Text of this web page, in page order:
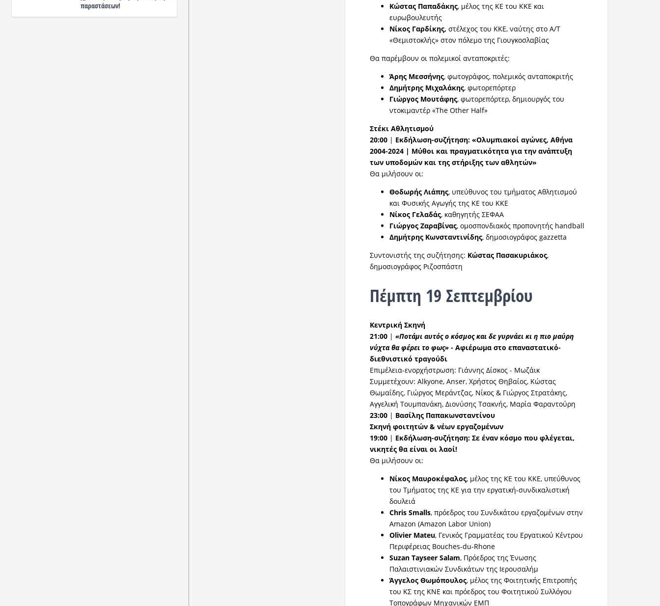
Κώστας Παπαδάκης, μέλος της ΚΕ του ΚΚΕ και
ευρωβουλευτής
Νίκος Γαρδίκης,στέλεχος του ΚΚΕ, ναύτης στο Α/Τ
«Θεμιστοκλής» στον πόλεμο της Γιουγκοσλαβίας
Θα παρέμβουν οι πολεμικοί ανταποκριτές:
Άρης Μεσσήνης, φωτογράφος, πολεμικός ανταποκριτής
Δημήτρης Μιχαλάκης, φωτορεπόρτερ
Γιώργος Μουτάφης, φωτορεπόρτερ, δημιουργός του
ντοκιμαντέρ «The Other Half»
Στέκι Αθλητισμού
20:00 | Εκδήλωση-συζήτηση: «Ολυμπιακοί αγώνες, Αθήνα
2004-2024 | Μύθοι και πραγματικότητα για την ανάπτυξη
των υποδομών και της στήριξης των αθλητών»
Θα μιλήσουν οι:
Θοδωρής Λιάπης, υπεύθυνος του τμήματος Αθλητισμού
και Φυσικής Αγωγής της ΚΕ του ΚΚΕ
Νίκος Γελαδάς, καθηγητής ΣΕΦΑΑ
Γιώργος Ζαραβίνας, ομοσπονδιακός προπονητής handball
Δημήτρης Κωνσταντινίδης, δημοσιογράφος gazzetta
Συντονιστής της συζήτησης: Κώστας Πασακυριάκος,
δημοσιογράφος Ριζοσπάστη
Πέμπτη 19 Σεπτεμβρίου
Κεντρική Σκηνή
21:00 |«Ποτάμι αυτός ο κόσμος και δε γυρνάει κι η πιο μαύρη
νύχτα θα φέρει το φως» - Αφιέρωμα στο επαναστατικό-
διεθνιστικό τραγούδι
Επιμέλεια-ενορχήστρωση: Γιάννης Δίσκος - Μωζάικ
Συμμετέχουν: Alkyone, Anser, Χρήστος Θηβαίος, Κώστας
Θωμαΐδης, Γιώργος Μεράντζας, Νίκος & Γιώργος Στρατάκης,
Αγγελική Τουμπανάκη, Διονύσης Τσακνής, Μαρία Φαραντούρη
23:00 | Βασίλης Παπακωνσταντίνου
Σκηνή φοιτητών & νέων εργαζομένων
19:00 | Εκδήλωση-συζήτηση: Σε έναν κόσμο που φλέγεται,
νικητές θα είναι οι λαοί!
Θα μιλήσουν οι:
Νίκος Μαυροκέφαλος, μέλος της ΚΕ του ΚΚΕ, υπεύθυνος
του Τμήματος της ΚΕ για την εργατική-συνδικαλιστική
δουλειά
Chris Smalls, πρόεδρος του Συνδικάτου εργαζομένων στην
Amazon (Amazon Labor Union)
Olivier Mateu, Γενικός Γραμματέας του Εργατικού Κέντρου
Περιφέρειας Bouches-du-Rhone
Suzan Tayseer Salam, Πρόεδρος της Ένωσης
Παλαιστινιακών Συνδικάτων της Ιερουσαλήμ
Άγγελος Θωμόπουλος, μέλος της Φοιτητικής Επιτροπής
του ΚΣ της ΚΝΕ και πρόεδρος του Φοιτητικού Συλλόγου
Τοπογράφων Μηχανικών ΕΜΠ
παραστάσεων!